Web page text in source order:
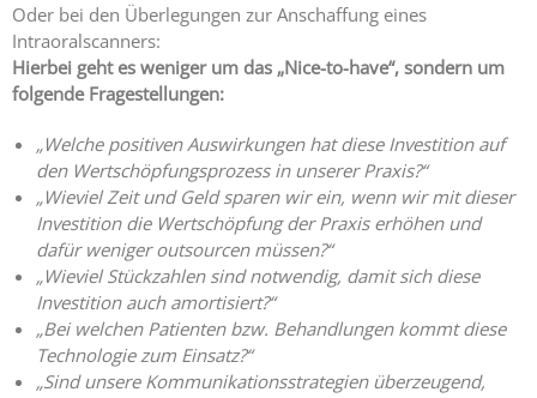
Oder bei den Überlegungen zur Anschaffung eines
Intraoralscanners:
Hierbei geht es weniger um das „Nice-to-have“, sondern um
folgende Fragestellungen:
„Welche positiven Auswirkungen hat diese Investition auf
den Wertschöpfungsprozess in unserer Praxis?“
„Wieviel Zeit und Geld sparen wir ein, wenn wir mit dieser
Investition die Wertschöpfung der Praxis erhöhen und
dafür weniger outsourcen müssen?“
„Wieviel Stückzahlen sind notwendig, damit sich diese
Investition auch amortisiert?“
„Bei welchen Patienten bzw. Behandlungen kommt diese
Technologie zum Einsatz?“
„Sind unsere Kommunikationsstrategien überzeugend,